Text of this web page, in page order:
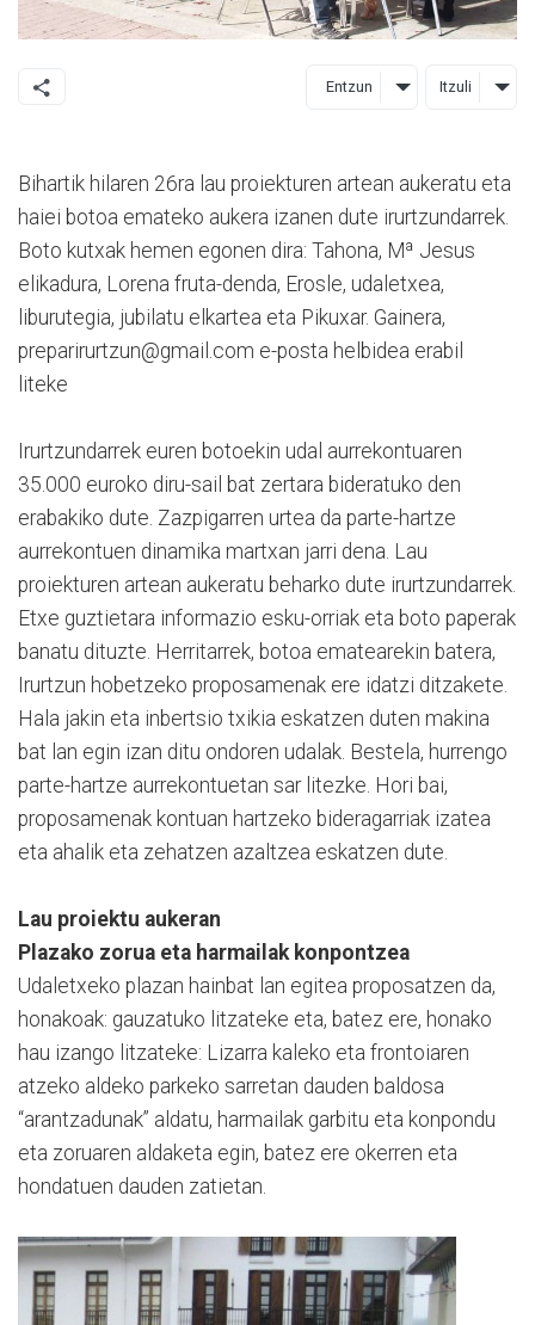
Entzun Itzuli
Bihartik hilaren 26ra lau proiekturen artean aukeratu eta
haiei botoa emateko aukera izanen dute irurtzundarrek.
Boto kutxak hemen egonen dira: Tahona, Mª Jesus
elikadura, Lorena fruta-denda, Erosle, udaletxea,
liburutegia, jubilatu elkartea eta Pikuxar. Gainera,
preparirurtzun@gmail.com e-posta helbidea erabil
liteke
Irurtzundarrek euren botoekin udal aurrekontuaren
35.000 euroko diru-sail bat zertara bideratuko den
erabakiko dute. Zazpigarren urtea da parte-hartze
aurrekontuen dinamika martxan jarri dena. Lau
proiekturen artean aukeratu beharko dute irurtzundarrek.
Etxe guztietara informazio esku-orriak eta boto paperak
banatu dituzte. Herritarrek, botoa ematearekin batera,
Irurtzun hobetzeko proposamenak ere idatzi ditzakete.
Hala jakin eta inbertsio txikia eskatzen duten makina
bat lan egin izan ditu ondoren udalak. Bestela, hurrengo
parte-hartze aurrekontuetan sar litezke. Hori bai,
proposamenak kontuan hartzeko bideragarriak izatea
eta ahalik eta zehatzen azaltzea eskatzen dute.
Lau proiektu aukeran
Plazako zorua eta harmailak konpontzea
Udaletxeko plazan hainbat lan egitea proposatzen da,
honakoak: gauzatuko litzateke eta, batez ere, honako
hau izango litzateke: Lizarra kaleko eta frontoiaren
atzeko aldeko parkeko sarretan dauden baldosa
“arantzadunak” aldatu, harmailak garbitu eta konpondu
eta zoruaren aldaketa egin, batez ere okerren eta
hondatuen dauden zatietan.